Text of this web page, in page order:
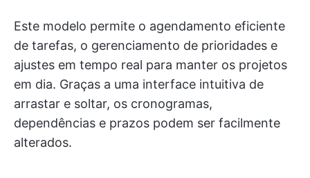
Este modelo permite o agendamento eficiente
de tarefas, o gerenciamento de prioridades e
ajustes em tempo real para manter os projetos
em dia. Graças a uma interface intuitiva de
arrastar e soltar, os cronogramas,
dependências e prazos podem ser facilmente
alterados.